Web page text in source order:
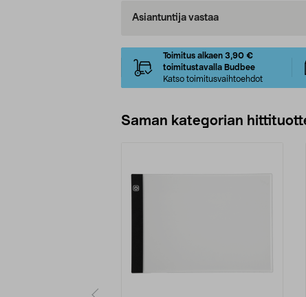
Asiantuntija vastaa
Toimitus alkaen 3,90 €
toimitustavalla Budbee
Katso toimitusvaihtoehdot
Saman kategorian